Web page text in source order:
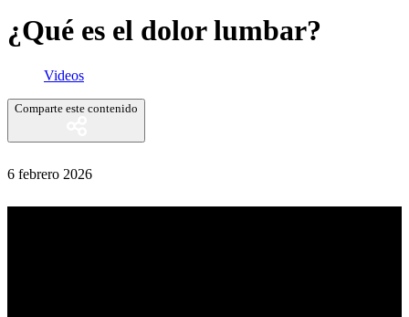
¿Qué es el dolor lumbar?
Videos
Comparte este contenido
6 febrero 2026